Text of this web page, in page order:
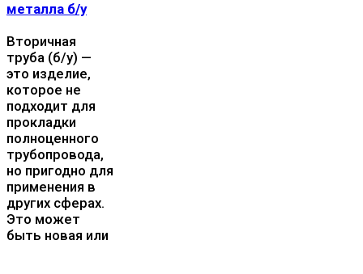
металла б/у
Вторичная
труба (б/у) —
это изделие,
которое не
подходит для
прокладки
полноценного
трубопровода,
но пригодно для
применения в
других сферах.
Это может
быть новая или